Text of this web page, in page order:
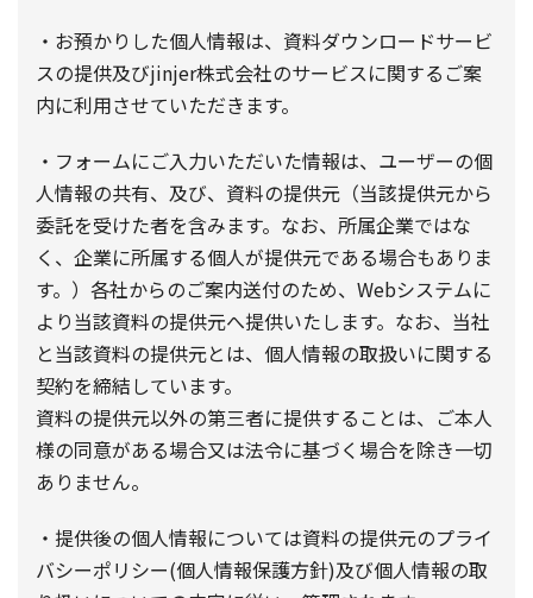
・お預かりした個人情報は、資料ダウンロードサービ
スの提供及びjinjer株式会社のサービスに関するご案
内に利用させていただきます。
・フォームにご入力いただいた情報は、ユーザーの個
人情報の共有、及び、資料の提供元（当該提供元から
委託を受けた者を含みます。なお、所属企業ではな
く、企業に所属する個人が提供元である場合もありま
す。）各社からのご案内送付のため、Webシステムに
より当該資料の提供元へ提供いたします。なお、当社
と当該資料の提供元とは、個人情報の取扱いに関する
契約を締結しています。
資料の提供元以外の第三者に提供することは、ご本人
様の同意がある場合又は法令に基づく場合を除き一切
ありません。
・提供後の個人情報については資料の提供元のプライ
バシーポリシー(個人情報保護方針)及び個人情報の取